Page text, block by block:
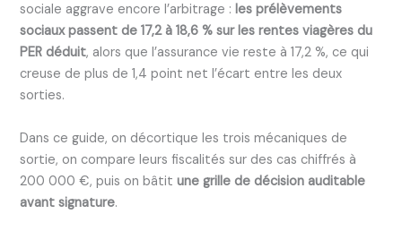
sociale aggrave encore l’arbitrage :les prélèvements
sociaux passent de 17,2 à 18,6 % sur les rentes viagères du
PER déduit, alors que l’assurance vie reste à 17,2 %, ce qui
creuse de plus de 1,4 point net l’écart entre les deux
sorties.
Dans ce guide, on décortique les trois mécaniques de
sortie, on compare leurs fiscalités sur des cas chiffrés à
200 000 €, puis on bâtitune grille de décision auditable
avant signature.